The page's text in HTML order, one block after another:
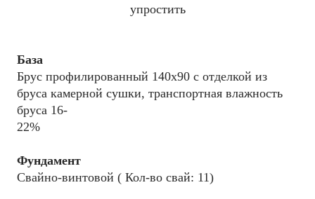
упростить
База
Брус профилированный 140x90 с отделкой из
бруса камерной сушки, транспортная влажность
бруса 16-
22%
Фундамент
Свайно-винтовой ( Кол-во свай: 11)